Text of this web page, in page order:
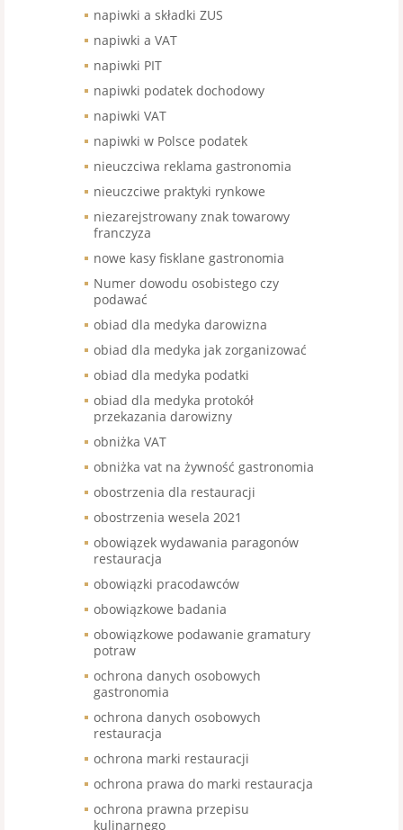
napiwki a składki ZUS
napiwki a VAT
napiwki PIT
napiwki podatek dochodowy
napiwki VAT
napiwki w Polsce podatek
nieuczciwa reklama gastronomia
nieuczciwe praktyki rynkowe
niezarejstrowany znak towarowy
franczyza
nowe kasy fisklane gastronomia
Numer dowodu osobistego czy
podawać
obiad dla medyka darowizna
obiad dla medyka jak zorganizować
obiad dla medyka podatki
obiad dla medyka protokół
przekazania darowizny
obniżka VAT
obniżka vat na żywność gastronomia
obostrzenia dla restauracji
obostrzenia wesela 2021
obowiązek wydawania paragonów
restauracja
obowiązki pracodawców
obowiązkowe badania
obowiązkowe podawanie gramatury
potraw
ochrona danych osobowych
gastronomia
ochrona danych osobowych
restauracja
ochrona marki restauracji
ochrona prawa do marki restauracja
ochrona prawna przepisu
kulinarnego